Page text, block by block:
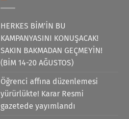
HERKES BİM’İN BU
KAMPANYASINI KONUŞACAK!
SAKIN BAKMADAN GEÇMEYİN!
(BİM 14-20 AĞUSTOS)
Öğrenci affına düzenlemesi
yürürlükte! Karar Resmi
gazetede yayımlandı